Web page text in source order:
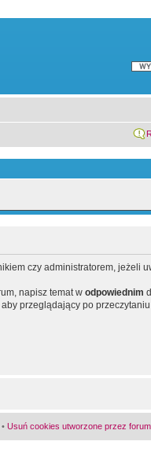
czy administratorem, jeżeli
napisz temat w odpowiednim
przeglądający po
• Usuń cookies utworzone przez forum